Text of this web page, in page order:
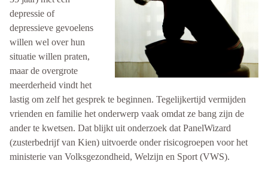
depressie of
depressieve gevoelens
willen wel over hun
situatie willen praten,
maar de overgrote
meerderheid vindt het
lastig om zelf het gesprek te beginnen. Tegelijkertijd vermijden
vrienden en familie het onderwerp vaak omdat ze bang zijn de
ander te kwetsen. Dat blijkt uit onderzoek dat PanelWizard
(zusterbedrijf van Kien) uitvoerde onder risicogroepen voor het
ministerie van Volksgezondheid, Welzijn en Sport (VWS).